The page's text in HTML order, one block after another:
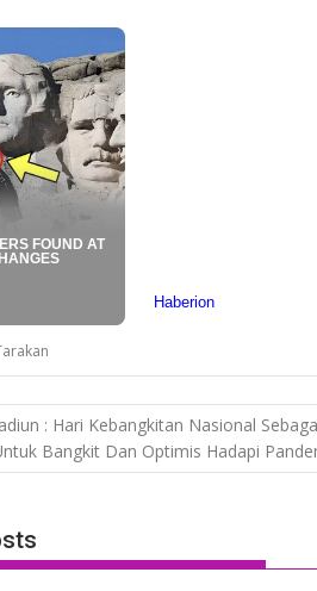
: Hari Kebangkitan Nasional
Bangkit Dan Optimis Hadapi